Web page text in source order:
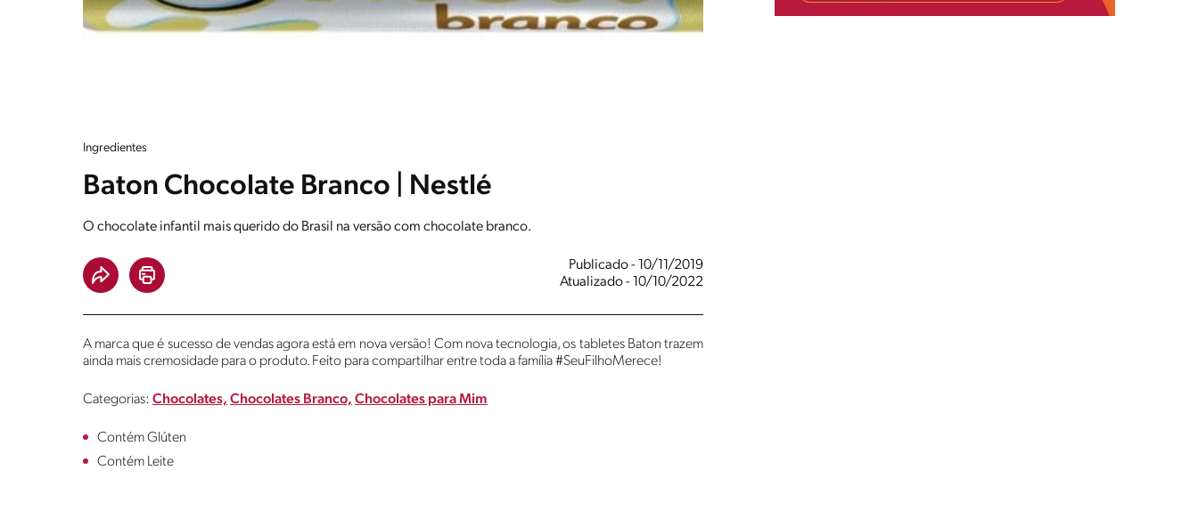
Ingredientes
Baton Chocolate Branco | Nestlé
O chocolate infantil mais querido do Brasil na versão com chocolate branco.
Publicado - 10/11/2019
Atualizado - 10/10/2022
A marca que é sucesso de vendas agora está em nova versão! Com nova tecnologia, os tabletes Baton trazem
ainda mais cremosidade para o produto. Feito para compartilhar entre toda a família #SeuFilhoMerece!
Categorias: Chocolates, Chocolates Branco, Chocolates para Mim
Contém Glúten
Contém Leite